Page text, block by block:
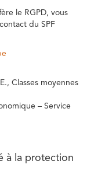
le RGPD, vous
du SPF
Classes moyennes
– Service
à la protection